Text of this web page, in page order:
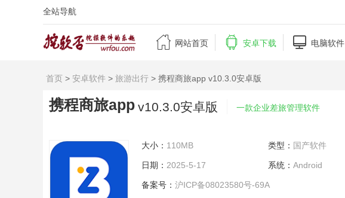
全站导航
 网站首页  安卓下载  电脑软件
首页 > 安卓软件 > 旅游出行 > 携程商旅app v10.3.0安卓版
携程商旅app v10.3.0安卓版 一款企业差旅管理软件
大小： 110MB 类型： 国产软件
日期： 2025-5-17 系统： Android
备案号： 沪ICP备08023580号-69A